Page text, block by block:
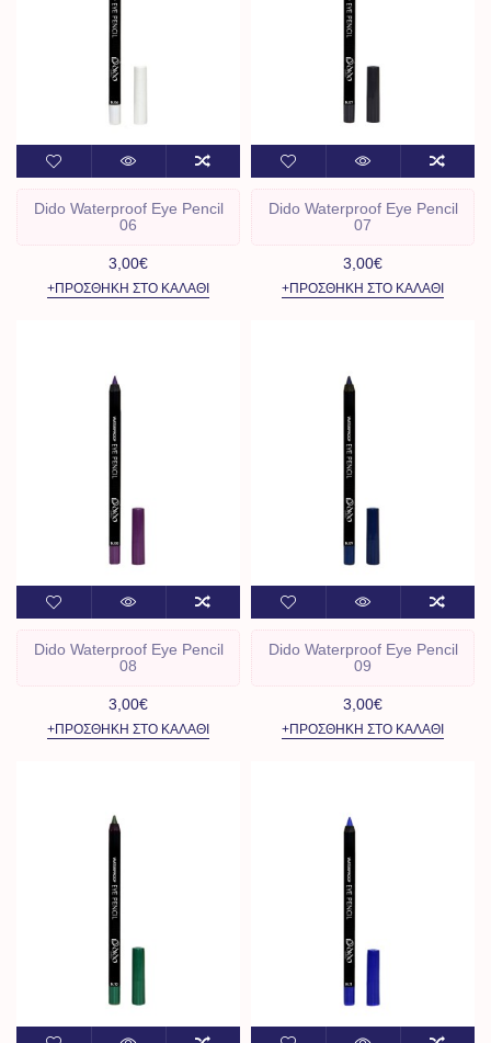
Dido Waterproof Eye Pencil
06
3,00€
+ΠΡΟΣΘΉΚΗ ΣΤΟ ΚΑΛΆΘΙ
Dido Waterproof Eye Pencil
07
3,00€
+ΠΡΟΣΘΉΚΗ ΣΤΟ ΚΑΛΆΘΙ
Dido Waterproof Eye Pencil
08
3,00€
+ΠΡΟΣΘΉΚΗ ΣΤΟ ΚΑΛΆΘΙ
Dido Waterproof Eye Pencil
09
3,00€
+ΠΡΟΣΘΉΚΗ ΣΤΟ ΚΑΛΆΘΙ